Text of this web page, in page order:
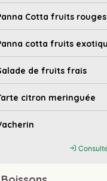
Cotta fruits rouges
cotta fruits
de fruits frais
citron meringuée